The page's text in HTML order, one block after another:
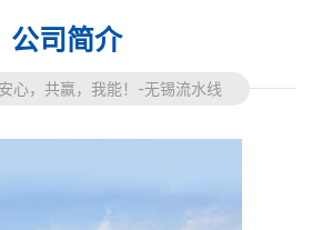
公司简介
心，共赢，我能！-无锡流水线